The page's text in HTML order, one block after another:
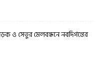
ও সেতুর মেলবন্ধনে নবদিগন্তের